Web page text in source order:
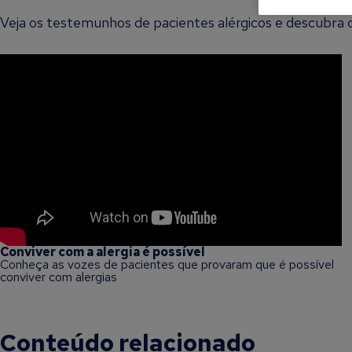
Veja os testemunhos de pacientes alérgicos e descubra
Conviver com a alergia é possível
Conheça as vozes de pacientes que provaram que é possível
conviver com alergias
Conteúdo relacionado